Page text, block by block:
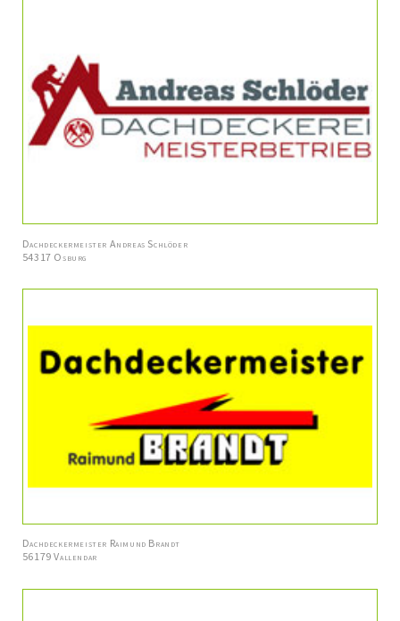
Dachdeckermeister Andreas Schlöder
54317 Osburg
Dachdeckermeister Raimund Brandt
56179 Vallendar